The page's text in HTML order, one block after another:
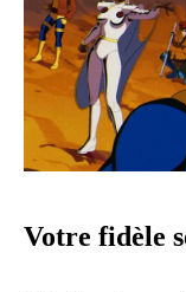
Votre fidèle